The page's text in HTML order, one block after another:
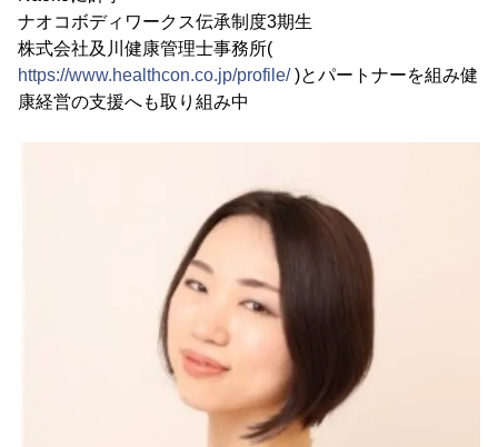
ナオコボディワークス伝承制度3期生
株式会社及川健康管理士事務所(
https://www.healthcon.co.jp/profile/)とパートナーを組み健
康経営の支援へも取り組み中